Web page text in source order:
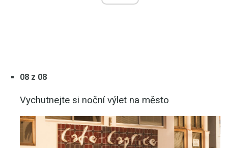
08 z 08
Vychutnejte si noční výlet na město